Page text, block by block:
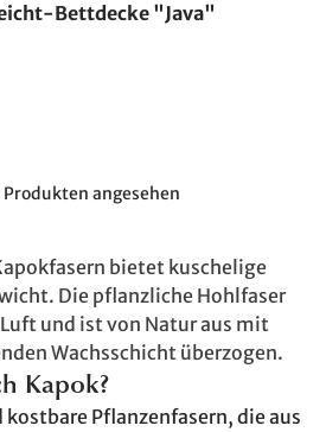
Bettdecke "Java"
Produkten angesehen
bietet kuschelige
Die pflanzliche Hohlfaser
und ist von Natur aus mit
Wachsschicht überzogen.
Kapok?
Pflanzenfasern, die aus